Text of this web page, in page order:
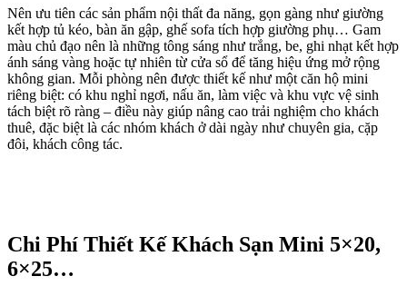
Nên ưu tiên các sản phẩm nội thất đa năng, gọn gàng như giường
kết hợp tủ kéo, bàn ăn gập, ghế sofa tích hợp giường phụ… Gam
màu chủ đạo nên là những tông sáng như trắng, be, ghi nhạt kết hợp
ánh sáng vàng hoặc tự nhiên từ cửa sổ để tăng hiệu ứng mở rộng
không gian. Mỗi phòng nên được thiết kế như một căn hộ mini
riêng biệt: có khu nghỉ ngơi, nấu ăn, làm việc và khu vực vệ sinh
tách biệt rõ ràng – điều này giúp nâng cao trải nghiệm cho khách
thuê, đặc biệt là các nhóm khách ở dài ngày như chuyên gia, cặp
đôi, khách công tác.
Chi Phí Thiết Kế Khách Sạn Mini 5×20,
6×25…